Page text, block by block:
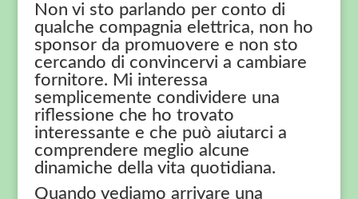
Non vi sto parlando per conto di
qualche compagnia elettrica, non ho
sponsor da promuovere e non sto
cercando di convincervi a cambiare
fornitore. Mi interessa
semplicemente condividere una
riflessione che ho trovato
interessante e che può aiutarci a
comprendere meglio alcune
dinamiche della vita quotidiana.
Quando vediamo arrivare una